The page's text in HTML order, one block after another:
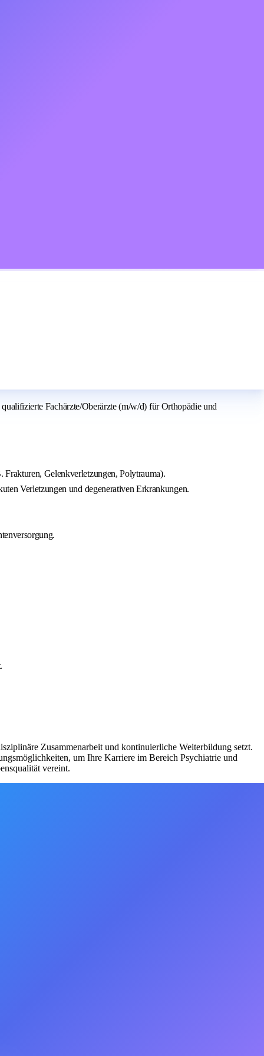
Fachärzte/Oberärzte (m/w/d) für Orthopädie und
Gelenkverletzungen, Polytrauma).
Verletzungen und degenerativen Erkrankungen.
Zusammenarbeit und kontinuierliche Weiterbildung setzt.
um Ihre Karriere im Bereich Psychiatrie und
vereint.